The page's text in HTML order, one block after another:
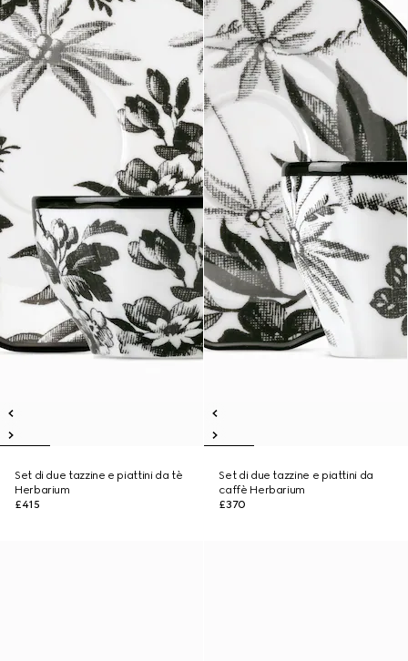
Set di due tazzine e piattini da tè
Herbarium
£415
Set di due tazzine e piattini da
caffè Herbarium
£370